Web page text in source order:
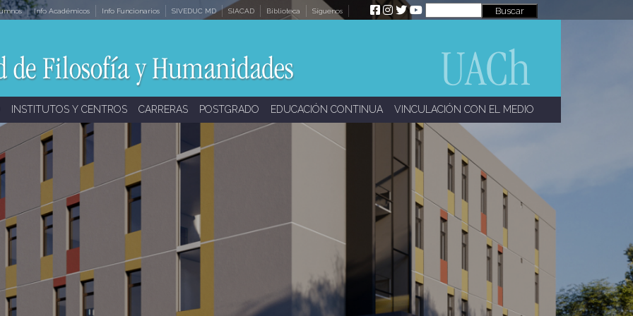
Info Académicos Info Funcionarios SIVEDUC MD SIACAD Biblioteca Síguenos
INSTITUTOS Y CENTROS CARRERAS POSTGRADO EDUCACIÓN CONTINUA VINCULACIÓN CON EL MEDIO